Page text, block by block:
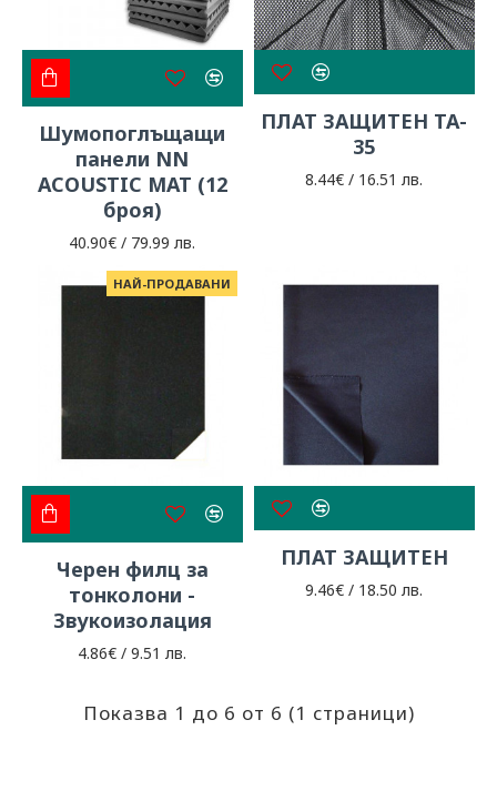
Шумопоглъщащи
панели NN
ACOUSTIC MAT (12
броя)
40.90€ / 79.99 лв.
ПЛАТ ЗАЩИТЕН TA-
35
8.44€ / 16.51 лв.
НАЙ-ПРОДАВАНИ
Черен филц за
тонколони -
Звукоизолация
4.86€ / 9.51 лв.
ПЛАТ ЗАЩИТЕН
9.46€ / 18.50 лв.
Показва 1 до 6 от 6 (1 страници)